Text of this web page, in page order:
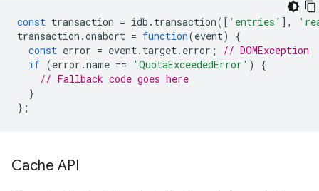
const transaction = idb . transaction([ 'entries' ],
transaction .onabort = function(event)
{
const error = event. target. error ;
// DOMException
if (error .name == 'QuotaExceededError' )
{
// Fallback code goes here
}
};
Cache API